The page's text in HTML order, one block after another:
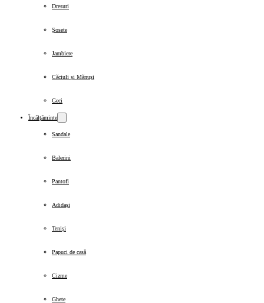
Dresuri
Șosete
Jambiere
Căciuli și Mănuși
Geci
Încălțăminte
Sandale
Balerini
Pantofi
Adidași
Teniși
Papuci de casă
Cizme
Ghete